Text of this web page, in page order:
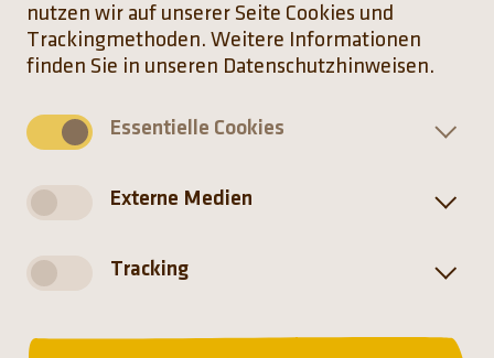
404
(Link öffnet einen neuen Tab)
(Link öffnet einen neuen
(Link öffnet einen
(Link öffnet
nutzen wir auf unserer Seite Cookies und
Trackingmethoden. Weitere Informationen
finden Sie in unseren Datenschutzhinweisen.
Essentielle Cookies
Externe Medien
Tracking